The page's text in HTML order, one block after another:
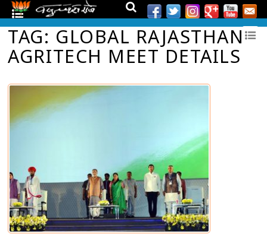
TAG: GLOBAL RAJASTHAN
AGRITECH MEET DETAILS